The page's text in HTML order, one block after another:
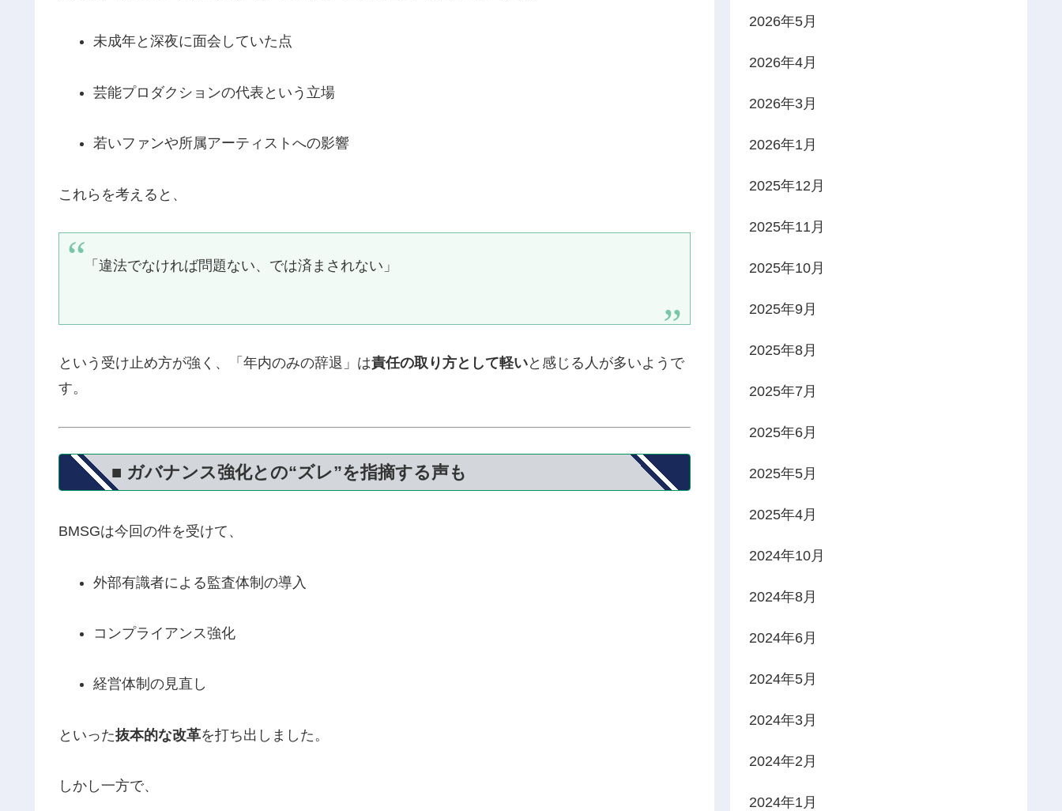
未成年と深夜に面会していた点
芸能プロダクションの代表という立場
若いファンや所属アーティストへの影響
これらを考えると、
「違法でなければ問題ない、では済まされない」
という受け止め方が強く、「年内のみの辞退」は責任の取り方として軽いと感じる人が多いようで
す。
■ ガバナンス強化との“ズレ”を指摘する声も
BMSGは今回の件を受けて、
外部有識者による監査体制の導入
コンプライアンス強化
経営体制の見直し
といった抜本的な改革を打ち出しました。
しかし一方で、
2026年5月
2026年4月
2026年3月
2026年1月
2025年12月
2025年11月
2025年10月
2025年9月
2025年8月
2025年7月
2025年6月
2025年5月
2025年4月
2024年10月
2024年8月
2024年6月
2024年5月
2024年3月
2024年2月
2024年1月